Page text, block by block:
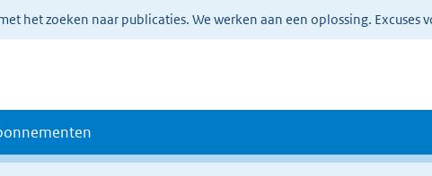
het zoeken naar publicaties. We werken aan een oplossing. Excuses